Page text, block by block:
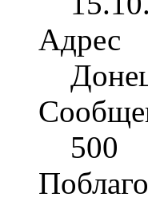
Адрес
500